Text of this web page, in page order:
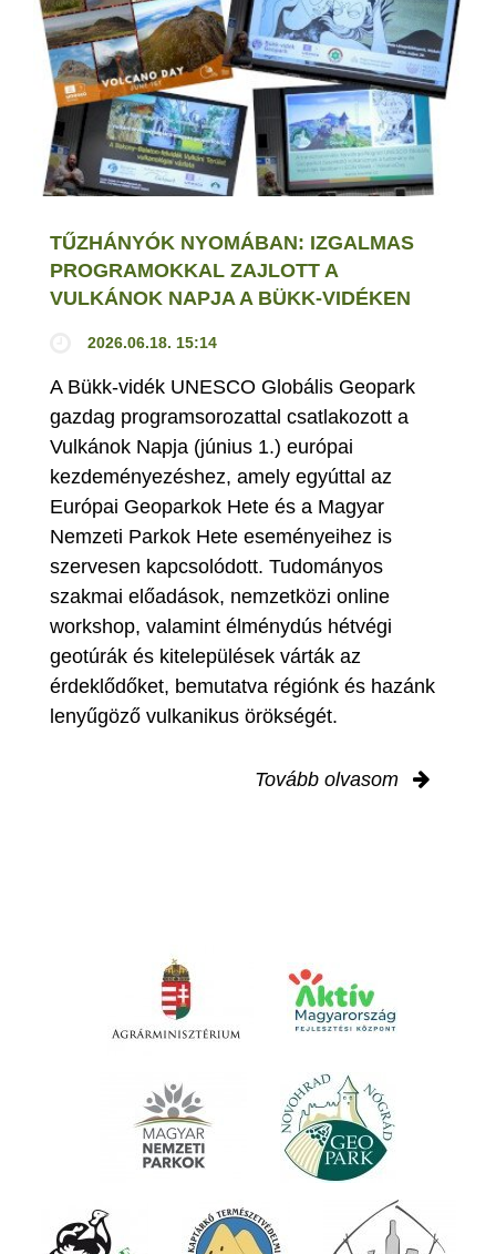
TŰZHÁNYÓK NYOMÁBAN: IZGALMAS
PROGRAMOKKAL ZAJLOTT A
VULKÁNOK NAPJA A BÜKK-VIDÉKEN
2026.06.18. 15:14
A Bükk-vidék UNESCO Globális Geopark
gazdag programsorozattal csatlakozott a
Vulkánok Napja (június 1.) európai
kezdeményezéshez, amely egyúttal az
Európai Geoparkok Hete és a Magyar
Nemzeti Parkok Hete eseményeihez is
szervesen kapcsolódott. Tudományos
szakmai előadások, nemzetközi online
workshop, valamint élménydús hétvégi
geotúrák és kitelepülések várták az
érdeklődőket, bemutatva régiónk és hazánk
lenyűgöző vulkanikus örökségét.
Tovább olvasom